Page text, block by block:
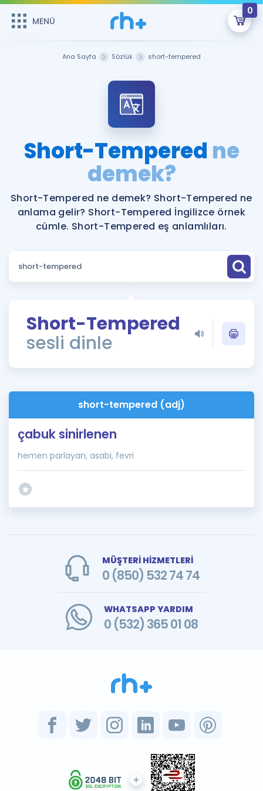
MENÜ
0
Şifremi Hatırlamıyorum
Sepetin Şu An Boş.
Remzi Hoca ile seni sınava hazırlayacak onlarca eğitim seni
bekliyor!
MENÜ
Katılımcı Görüşleri
Faydalı Araçlar
Ücretsiz Kaynaklar
Puan Hesaplama
ÖSYM Sınav Takvimi
Kampanyalar
İngilizce Gramer
İngilizce Gramer
Ana Sayfa Sözlük short-tempered
Short-Tempered ne
demek?
Short-Tempered ne demek? Short-Tempered ne
anlama gelir? Short-Tempered İngilizce örnek
cümle. Short-Tempered eş anlamlıları.
Short-Tempered
sesli dinle
short-tempered (adj)
çabuk sinirlenen
hemen parlayan, asabi, fevri
MÜŞTERİ HİZMETLERİ
0 (850) 532 74 74
WHATSAPP YARDIM
0 (532) 365 01 08